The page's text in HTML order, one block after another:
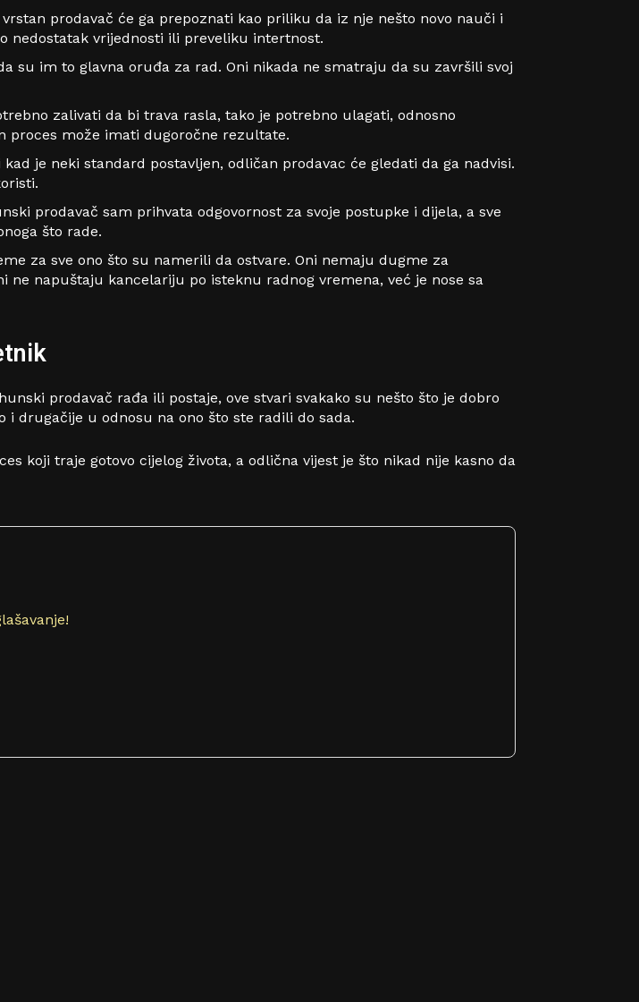
prodavač će ga prepoznati kao priliku da iz nje nešto novo nauči i
nedostatak vrijednosti ili preveliku intertnost.
su im to glavna oruđa za rad. Oni nikada ne smatraju da su završili svoj
zalivati da bi trava rasla, tako je potrebno ulagati, odnosno
proces može imati dugoročne rezultate.
kad je neki standard postavljen, odličan prodavac će gledati da ga nadvisi.
prodavač sam prihvata odgovornost za svoje postupke i dijela, a sve
što rade.
za sve ono što su namerili da ostvare. Oni nemaju dugme za
napuštaju kancelariju po isteknu radnog vremena, već je nose sa
prodavač rađa ili postaje, ove stvari svakako su nešto što je dobro
i drugačije u odnosu na ono što ste radili do sada.
koji traje gotovo cijelog života, a odlična vijest je što nikad nije kasno da